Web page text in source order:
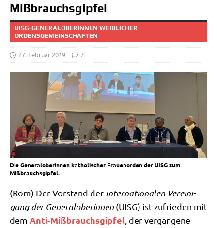
Mißbrauchsgipfel
UISG-GENERALOBERINNEN WEIBLICHER
ORDENSGEMEINSCHAFTEN
27. Februar 2019 7
Die Generaloberinnen katholischer Frauenorden der UISG zum
Mißbrauchsgipfel.
(Rom) Der Vor­stand der Inter­na­tio­na­len Ver­ei­ni­
gung der Gene­ral­obe­rin­nen (UISG) ist zufrie­den mit
dem Anti-Miß­brauchs­gip­fel, der ver­gan­ge­ne